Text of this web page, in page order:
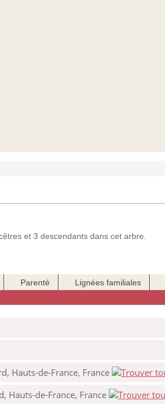
et 3 descendants dans cet arbre.
Parenté Lignées familiales
Hauts-de-France, France
Hauts-de-France, France